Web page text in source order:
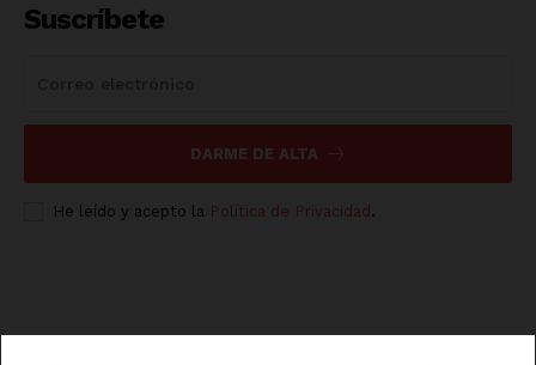
Suscríbete
DARME DE ALTA
He leído y acepto la Política de Privacidad .